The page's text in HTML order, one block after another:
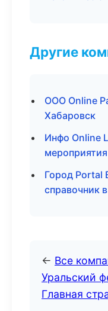
Другие
ООО Online
Хабаровск
Инфо Online
Город Portal
справочник
← Все
Уральский
Главная